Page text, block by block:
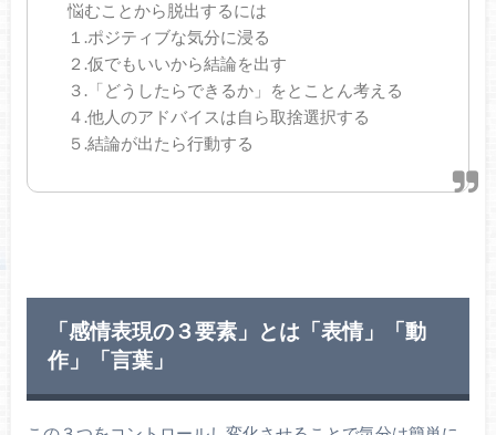
悩むことから脱出するには
１.ポジティブな気分に浸る
２.仮でもいいから結論を出す
３.「どうしたらできるか」をとことん考える
４.他人のアドバイスは自ら取捨選択する
５.結論が出たら行動する
「感情表現の３要素」とは「表情」「動
作」「言葉」